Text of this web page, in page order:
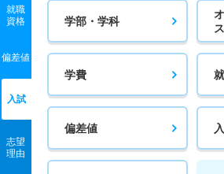
就職
資格
偏差値
入試
志望
理由
学部・学科
ス
学費
偏差値